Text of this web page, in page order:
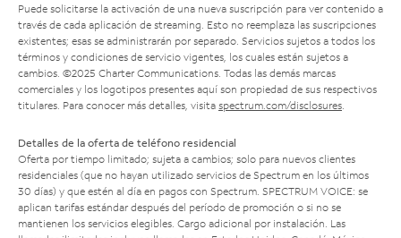
Puede solicitarse la activación de una nueva suscripción para ver contenido a
través de cada aplicación de streaming. Esto no reemplaza las suscripciones
existentes; esas se administrarán por separado. Servicios sujetos a todos los
términos y condiciones de servicio vigentes, los cuales están sujetos a
cambios. ©2025 Charter Communications. Todas las demás marcas
comerciales y los logotipos presentes aquí son propiedad de sus respectivos
titulares. Para conocer más detalles, visita spectrum.com/disclosures
Detalles de la oferta de teléfono residencial
Oferta por tiempo limitado; sujeta a cambios; solo para nuevos clientes
residenciales (que no hayan utilizado servicios de Spectrum en los últimos
30 días) y que estén al día en pagos con Spectrum. SPECTRUM VOICE: se
aplican tarifas estándar después del período de promoción o si no se
mantienen los servicios elegibles. Cargo adicional por instalación. Las